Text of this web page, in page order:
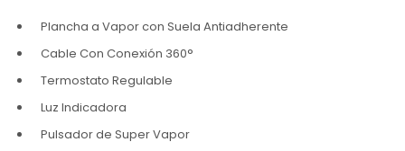
Plancha a Vapor con Suela Antiadherente
Cable Con Conexión 360°
Termostato Regulable
Luz Indicadora
Pulsador de Super Vapor